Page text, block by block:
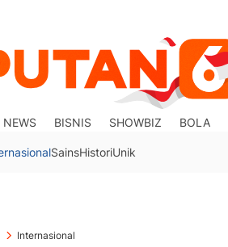
NEWS BISNIS SHOWBIZ BOLA
SainsHistoriUnik
Internasional